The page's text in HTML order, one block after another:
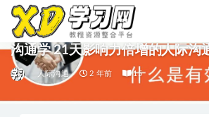
沟通学 21天影响力倍增的人际沟
人际沟通 2 年前 15